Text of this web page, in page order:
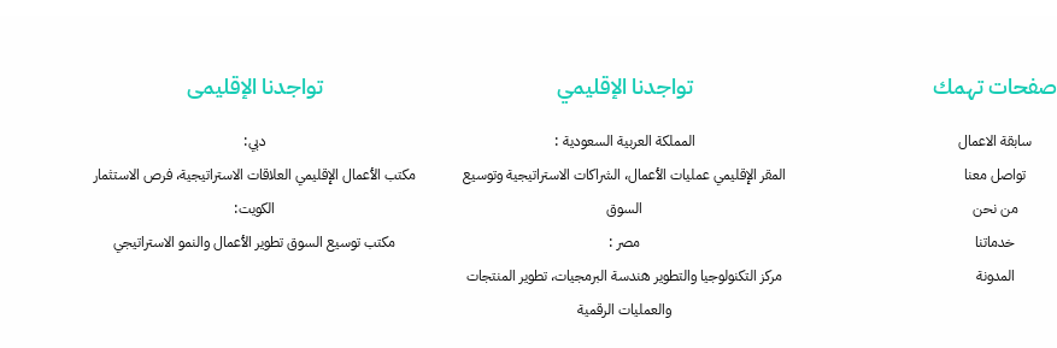
صفحات تهمك
سابقة الاعمال
تواصل معنا
من نحن
خدماتنا
المدونة
تواجدنا الإقليمي
المملكة العربية السعودية :
المقر الإقليمي عمليات الأعمال، الشراكات الاستراتيجية وتوسيع
السوق
مصر :
مركز التكنولوجيا والتطوير هندسة البرمجيات، تطوير المنتجات
والعمليات الرقمية
تواجدنا الإقليمى
دبي:
مكتب الأعمال الإقليمي العلاقات الاستراتيجية، فرص الاستثمار
الكويت:
مكتب توسيع السوق تطوير الأعمال والنمو الاستراتيجي